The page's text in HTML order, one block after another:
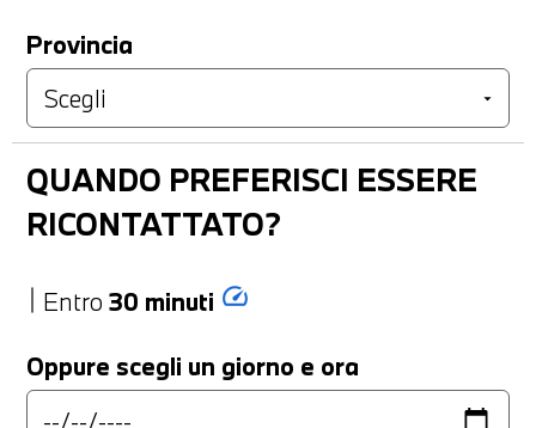
Provincia
QUANDO PREFERISCI ESSERE
RICONTATTATO?
Entro 30 minuti speed
Oppure scegli un giorno e ora